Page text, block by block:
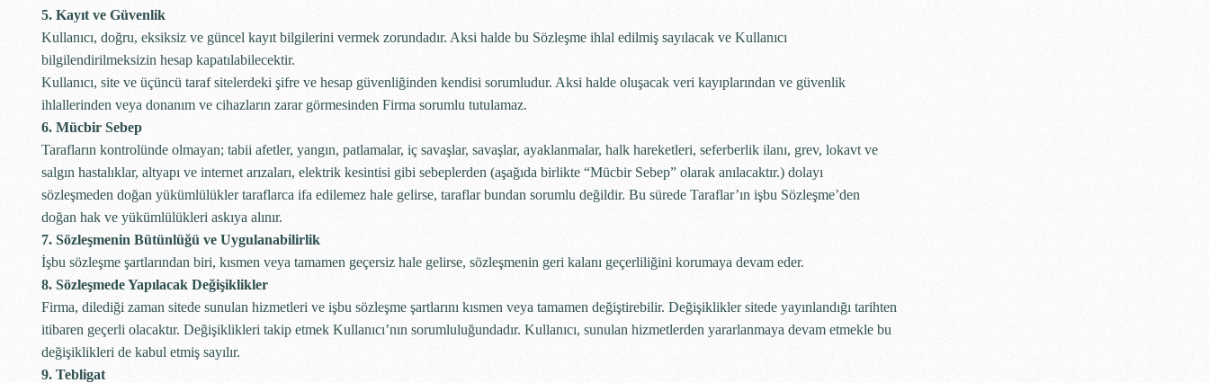
5. Kayıt ve Güvenlik
Kullanıcı, doğru, eksiksiz ve güncel kayıt bilgilerini vermek zorundadır. Aksi halde bu Sözleşme ihlal edilmiş sayılacak ve Kullanıcı
bilgilendirilmeksizin hesap kapatılabilecektir.
Kullanıcı, site ve üçüncü taraf sitelerdeki şifre ve hesap güvenliğinden kendisi sorumludur. Aksi halde oluşacak veri kayıplarından ve güvenlik
ihlallerinden veya donanım ve cihazların zarar görmesinden Firma sorumlu tutulamaz.
6. Mücbir Sebep
Tarafların kontrolünde olmayan; tabii afetler, yangın, patlamalar, iç savaşlar, savaşlar, ayaklanmalar, halk hareketleri, seferberlik ilanı, grev, lokavt ve
salgın hastalıklar, altyapı ve internet arızaları, elektrik kesintisi gibi sebeplerden (aşağıda birlikte “Mücbir Sebep” olarak anılacaktır.) dolayı
sözleşmeden doğan yükümlülükler taraflarca ifa edilemez hale gelirse, taraflar bundan sorumlu değildir. Bu sürede Taraflar’ın işbu Sözleşme’den
doğan hak ve yükümlülükleri askıya alınır.
7. Sözleşmenin Bütünlüğü ve Uygulanabilirlik
İşbu sözleşme şartlarından biri, kısmen veya tamamen geçersiz hale gelirse, sözleşmenin geri kalanı geçerliliğini korumaya devam eder.
8. Sözleşmede Yapılacak Değişiklikler
Firma, dilediği zaman sitede sunulan hizmetleri ve işbu sözleşme şartlarını kısmen veya tamamen değiştirebilir. Değişiklikler sitede yayınlandığı tarihten
itibaren geçerli olacaktır. Değişiklikleri takip etmek Kullanıcı’nın sorumluluğundadır. Kullanıcı, sunulan hizmetlerden yararlanmaya devam etmekle bu
değişiklikleri de kabul etmiş sayılır.
9. Tebligat